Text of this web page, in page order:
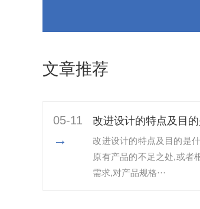
文章推荐
05-11
→
改进设计的特点及目
改进设计的特点及目的是
原有产品的不足之处,或者
需求,对产品规格···